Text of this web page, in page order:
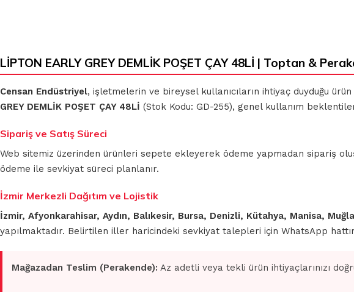
LİPTON EARLY GREY DEMLİK POŞET ÇAY 48Lİ | Toptan &
Censan Endüstriyel, işletmelerin ve bireysel kullanıcıların ihtiyaç duyduğu
GREY DEMLİK POŞET ÇAY 48Lİ (Stok Kodu: GD-255), genel kullanım
Sipariş ve Satış Süreci
Web sitemiz üzerinden ürünleri sepete ekleyerek ödeme yapmadan sipariş
ödeme ile sevkiyat süreci planlanır.
İzmir Merkezli Dağıtım ve Lojistik
İzmir, Afyonkarahisar, Aydın, Balıkesir, Bursa, Denizli, Kütahya, Manisa,
yapılmaktadır. Belirtilen iller haricindeki sevkiyat talepleri için WhatsApp
Mağazadan Teslim (Perakende): Az adetli veya tekli ürün ihtiyaçlarınızı